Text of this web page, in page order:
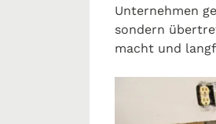
Unternehmen
sondern
macht und